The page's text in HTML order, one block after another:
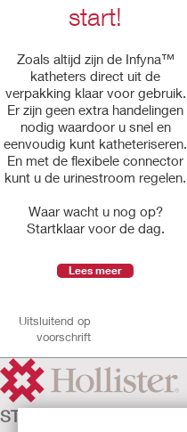
start!
Zoals altijd zijn de Infyna™
katheters direct uit de
verpakking klaar voor gebruik.
Er zijn geen extra handelingen
nodig waardoor u snel en
eenvoudig kunt katheteriseren.
En met de flexibele connector
kunt u de urinestroom regelen.
Waar wacht u nog op?
Startklaar voor de dag.
Lees meer
Uitsluitend op
voorschrift
STOMAZORG